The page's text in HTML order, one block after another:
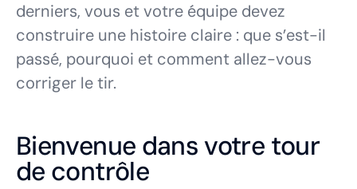
derniers, vous et votre équipe devez
construire une histoire claire : que s’est-il
passé, pourquoi et comment allez-vous
corriger le tir.
Bienvenue dans votre tour
de contrôle